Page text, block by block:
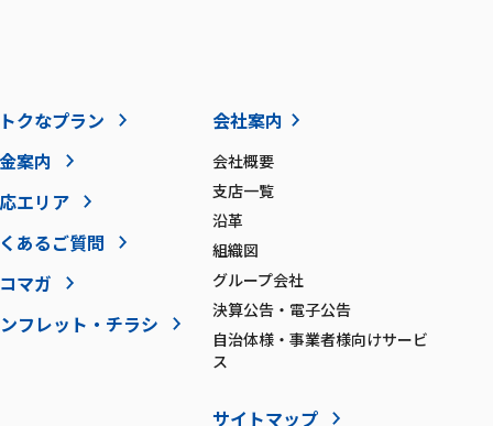
クなプラン
案内
エリア
あるご質問
マガ
フレット・チラシ
会社案内
会社概要
支店一覧
沿革
組織図
グループ会社
決算公告・電子公告
自治体様・事業者様向けサービ
ス
サイトマップ